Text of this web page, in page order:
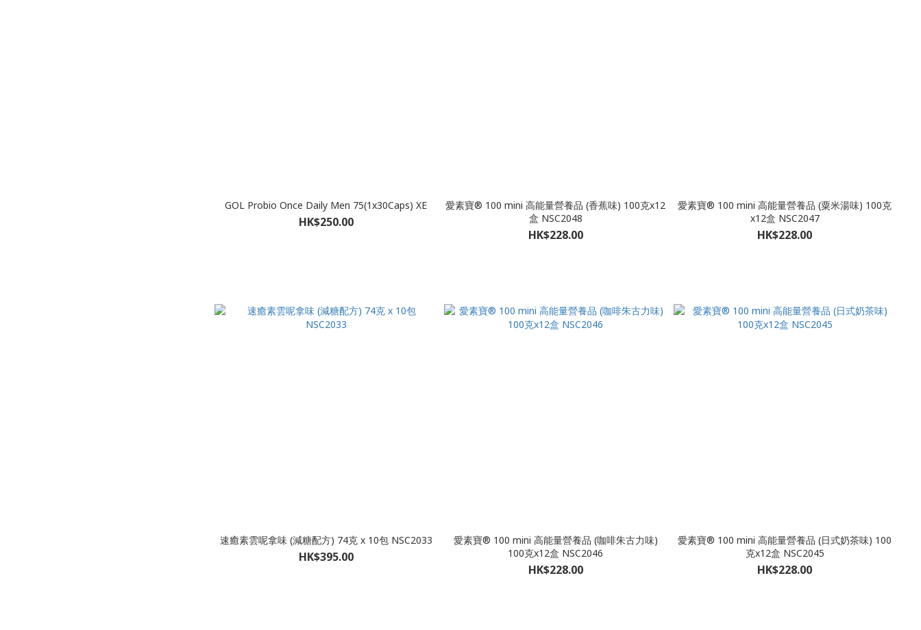
GOL Probio Once Daily Men 75(1x30Caps) XE
HK$250.00
愛素寶® 100 mini 高能量營養品 (香蕉味) 100克x12
盒 NSC2048
HK$228.00
愛素寶® 100 mini 高能量營養品 (粟米湯味) 100克
x12盒 NSC2047
HK$228.00
速癒素雲呢拿味 (減糖配方) 74克 x 10包 NSC2033
HK$395.00
愛素寶® 100 mini 高能量營養品 (咖啡朱古力味)
100克x12盒 NSC2046
HK$228.00
愛素寶® 100 mini 高能量營養品 (日式奶茶味) 100
克x12盒 NSC2045
HK$228.00